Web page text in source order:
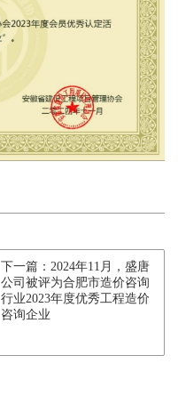
下一篇：2024年11月，盛唐
公司被评为合肥市造价咨询
行业2023年度优秀工程造价
咨询企业